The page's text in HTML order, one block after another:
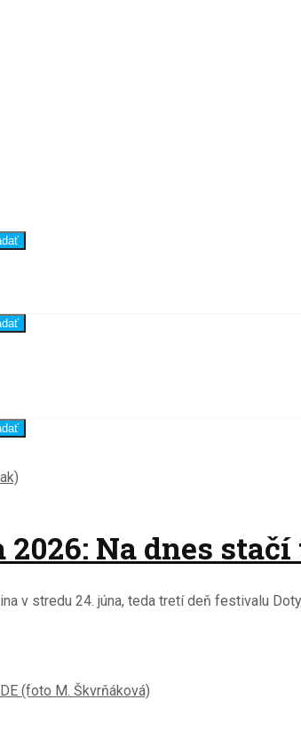
Na dnes
v stredu 24. júna, teda tretí deň festivalu